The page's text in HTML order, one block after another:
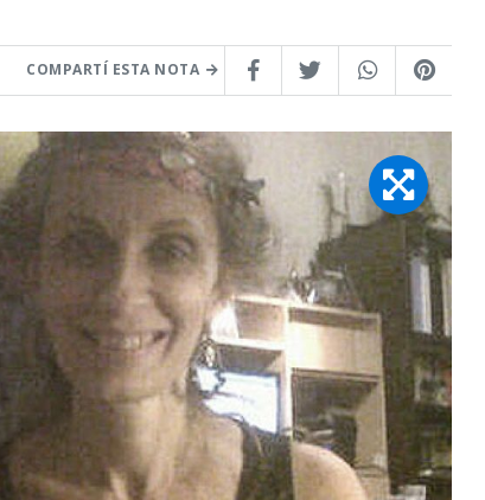
COMPARTÍ ESTA NOTA